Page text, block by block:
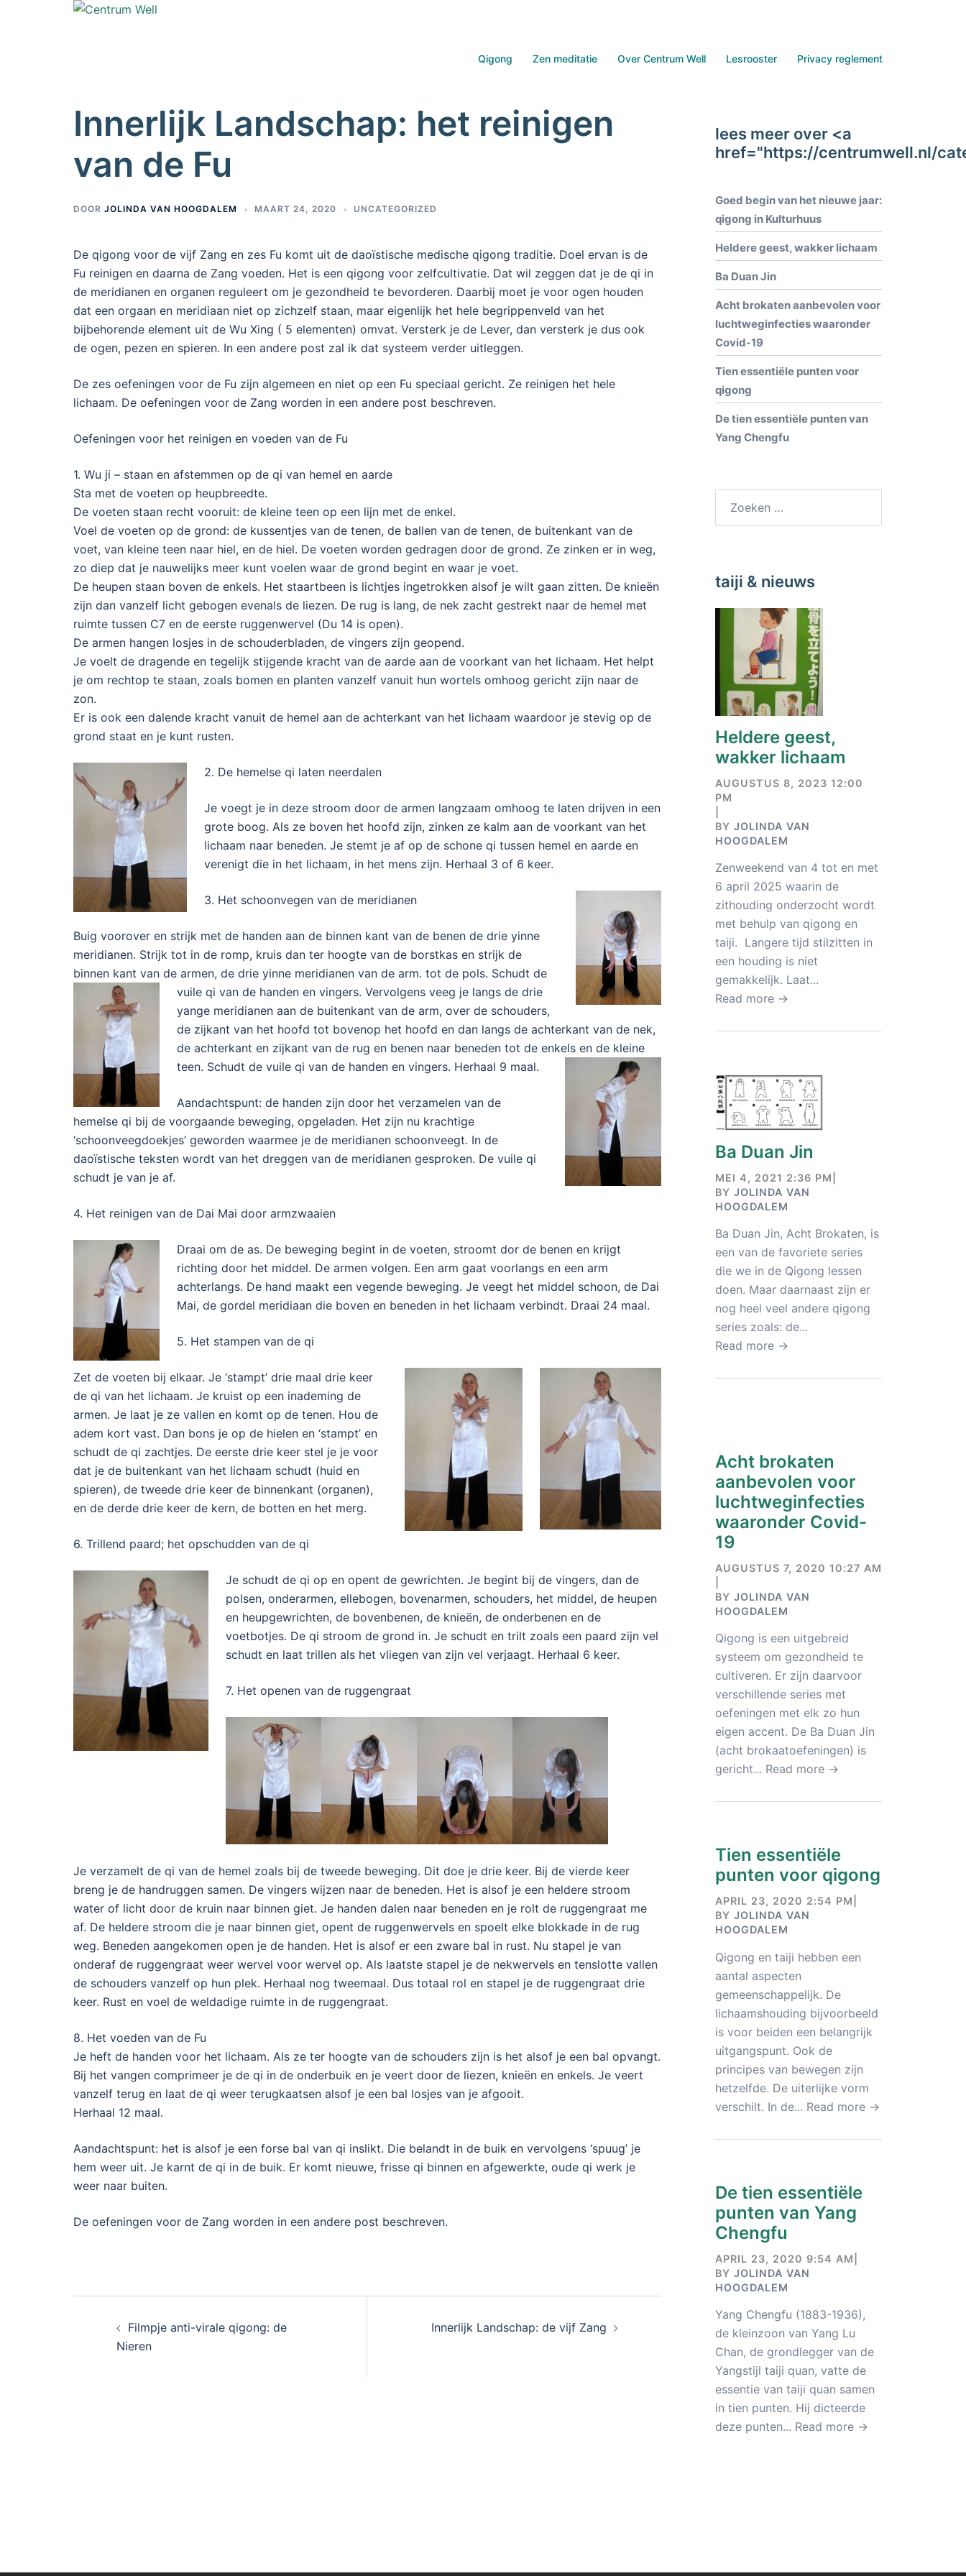
Qigong Zen meditatie Over Centrum Well Lesrooster Privacy reglement
Innerlijk Landschap: het reinigen
van de Fu
DOOR JOLINDA VAN HOOGDALEM MAART 24, 2020 UNCATEGORIZED
De qigong voor de vijf Zang en zes Fu komt uit de daoïstische medische qigong traditie. Doel ervan is de
Fu reinigen en daarna de Zang voeden. Het is een qigong voor zelfcultivatie. Dat wil zeggen dat je de qi in
de meridianen en organen reguleert om je gezondheid te bevorderen. Daarbij moet je voor ogen houden
dat een orgaan en meridiaan niet op zichzelf staan, maar eigenlijk het hele begrippenveld van het
bijbehorende element uit de Wu Xing ( 5 elementen) omvat. Versterk je de Lever, dan versterk je dus ook
de ogen, pezen en spieren. In een andere post zal ik dat systeem verder uitleggen.
De zes oefeningen voor de Fu zijn algemeen en niet op een Fu speciaal gericht. Ze reinigen het hele
lichaam. De oefeningen voor de Zang worden in een andere post beschreven.
Oefeningen voor het reinigen en voeden van de Fu
1. Wu ji – staan en afstemmen op de qi van hemel en aarde
Sta met de voeten op heupbreedte.
De voeten staan recht vooruit: de kleine teen op een lijn met de enkel.
Voel de voeten op de grond: de kussentjes van de tenen, de ballen van de tenen, de buitenkant van de
voet, van kleine teen naar hiel, en de hiel. De voeten worden gedragen door de grond. Ze zinken er in weg,
zo diep dat je nauwelijks meer kunt voelen waar de grond begint en waar je voet.
De heupen staan boven de enkels. Het staartbeen is lichtjes ingetrokken alsof je wilt gaan zitten. De knieën
zijn dan vanzelf licht gebogen evenals de liezen. De rug is lang, de nek zacht gestrekt naar de hemel met
ruimte tussen C7 en de eerste ruggenwervel (Du 14 is open).
De armen hangen losjes in de schouderbladen, de vingers zijn geopend.
Je voelt de dragende en tegelijk stijgende kracht van de aarde aan de voorkant van het lichaam. Het helpt
je om rechtop te staan, zoals bomen en planten vanzelf vanuit hun wortels omhoog gericht zijn naar de
zon.
Er is ook een dalende kracht vanuit de hemel aan de achterkant van het lichaam waardoor je stevig op de
grond staat en je kunt rusten.
2. De hemelse qi laten neerdalen
Je voegt je in deze stroom door de armen langzaam omhoog te laten drijven in een
grote boog. Als ze boven het hoofd zijn, zinken ze kalm aan de voorkant van het
lichaam naar beneden. Je stemt je af op de schone qi tussen hemel en aarde en
verenigt die in het lichaam, in het mens zijn. Herhaal 3 of 6 keer.
3. Het schoonvegen van de meridianen
Buig voorover en strijk met de handen aan de binnen kant van de benen de drie yinne
meridianen. Strijk tot in de romp, kruis dan ter hoogte van de borstkas en strijk de
binnen kant van de armen, de drie yinne meridianen van de arm. tot de pols. Schudt de
vuile qi van de handen en vingers. Vervolgens veeg je langs de drie
yange meridianen aan de buitenkant van de arm, over de schouders,
de zijkant van het hoofd tot bovenop het hoofd en dan langs de achterkant van de nek,
de achterkant en zijkant van de rug en benen naar beneden tot de enkels en de kleine
teen. Schudt de vuile qi van de handen en vingers. Herhaal 9 maal.
Aandachtspunt: de handen zijn door het verzamelen van de
hemelse qi bij de voorgaande beweging, opgeladen. Het zijn nu krachtige
‘schoonveegdoekjes’ geworden waarmee je de meridianen schoonveegt. In de
daoïstische teksten wordt van het dreggen van de meridianen gesproken. De vuile qi
schudt je van je af.
4. Het reinigen van de Dai Mai door armzwaaien
Draai om de as. De beweging begint in de voeten, stroomt dor de benen en krijgt
richting door het middel. De armen volgen. Een arm gaat voorlangs en een arm
achterlangs. De hand maakt een vegende beweging. Je veegt het middel schoon, de Dai
Mai, de gordel meridiaan die boven en beneden in het lichaam verbindt. Draai 24 maal.
5. Het stampen van de qi
Zet de voeten bij elkaar. Je ‘stampt’ drie maal drie keer
de qi van het lichaam. Je kruist op een inademing de
armen. Je laat je ze vallen en komt op de tenen. Hou de
adem kort vast. Dan bons je op de hielen en ‘stampt’ en
schudt de qi zachtjes. De eerste drie keer stel je je voor
dat je de buitenkant van het lichaam schudt (huid en
spieren), de tweede drie keer de binnenkant (organen),
en de derde drie keer de kern, de botten en het merg.
6. Trillend paard; het opschudden van de qi
Je schudt de qi op en opent de gewrichten. Je begint bij de vingers, dan de
polsen, onderarmen, ellebogen, bovenarmen, schouders, het middel, de heupen
en heupgewrichten, de bovenbenen, de knieën, de onderbenen en de
voetbotjes. De qi stroom de grond in. Je schudt en trilt zoals een paard zijn vel
schudt en laat trillen als het vliegen van zijn vel verjaagt. Herhaal 6 keer.
7. Het openen van de ruggengraat
Je verzamelt de qi van de hemel zoals bij de tweede beweging. Dit doe je drie keer. Bij de vierde keer
breng je de handruggen samen. De vingers wijzen naar de beneden. Het is alsof je een heldere stroom
water of licht door de kruin naar binnen giet. Je handen dalen naar beneden en je rolt de ruggengraat me
af. De heldere stroom die je naar binnen giet, opent de ruggenwervels en spoelt elke blokkade in de rug
weg. Beneden aangekomen open je de handen. Het is alsof er een zware bal in rust. Nu stapel je van
onderaf de ruggengraat weer wervel voor wervel op. Als laatste stapel je de nekwervels en tenslotte vallen
de schouders vanzelf op hun plek. Herhaal nog tweemaal. Dus totaal rol en stapel je de ruggengraat drie
keer. Rust en voel de weldadige ruimte in de ruggengraat.
8. Het voeden van de Fu
Je heft de handen voor het lichaam. Als ze ter hoogte van de schouders zijn is het alsof je een bal opvangt.
Bij het vangen comprimeer je de qi in de onderbuik en je veert door de liezen, knieën en enkels. Je veert
vanzelf terug en laat de qi weer terugkaatsen alsof je een bal losjes van je afgooit.
Herhaal 12 maal.
Aandachtspunt: het is alsof je een forse bal van qi inslikt. Die belandt in de buik en vervolgens ‘spuug’ je
hem weer uit. Je karnt de qi in de buik. Er komt nieuwe, frisse qi binnen en afgewerkte, oude qi werk je
weer naar buiten.
De oefeningen voor de Zang worden in een andere post beschreven.
Filmpje anti-virale qigong: de
Nieren
Innerlijk Landschap: de vijf Zang
lees meer over <a
href="https://centrumwell.nl/
Goed begin van het nieuwe jaar:
qigong in Kulturhuus
Heldere geest, wakker lichaam
Ba Duan Jin
Acht brokaten aanbevolen voor
luchtweginfecties waaronder
Covid-19
Tien essentiële punten voor
qigong
De tien essentiële punten van
Yang Chengfu
taiji & nieuws
Heldere geest,
wakker lichaam
AUGUSTUS 8, 2023 12:00
PM
BY JOLINDA VAN
HOOGDALEM
Zenweekend van 4 tot en met
6 april 2025 waarin de
zithouding onderzocht wordt
met behulp van qigong en
taiji. Langere tijd stilzitten in
een houding is niet
gemakkelijk. Laat...
Read more →
Ba Duan Jin
MEI 4, 2021 2:36 PM
BY JOLINDA VAN
HOOGDALEM
Ba Duan Jin, Acht Brokaten, is
een van de favoriete series
die we in de Qigong lessen
doen. Maar daarnaast zijn er
nog heel veel andere qigong
series zoals: de...
Read more →
Acht brokaten
aanbevolen voor
luchtweginfecties
waaronder Covid-
19
AUGUSTUS 7, 2020 10:27 AM
BY JOLINDA VAN
HOOGDALEM
Qigong is een uitgebreid
systeem om gezondheid te
cultiveren. Er zijn daarvoor
verschillende series met
oefeningen met elk zo hun
eigen accent. De Ba Duan Jin
(acht brokaatoefeningen) is
gericht... Read more →
Tien essentiële
punten voor qigong
APRIL 23, 2020 2:54 PM
BY JOLINDA VAN
HOOGDALEM
Qigong en taiji hebben een
aantal aspecten
gemeenschappelijk. De
lichaamshouding bijvoorbeeld
is voor beiden een belangrijk
uitgangspunt. Ook de
principes van bewegen zijn
hetzelfde. De uiterlijke vorm
verschilt. In de... Read more →
De tien essentiële
punten van Yang
Chengfu
APRIL 23, 2020 9:54 AM
BY JOLINDA VAN
HOOGDALEM
Yang Chengfu (1883-1936),
de kleinzoon van Yang Lu
Chan, de grondlegger van de
Yangstijl taiji quan, vatte de
essentie van taiji quan samen
in tien punten. Hij dicteerde
deze punten... Read more →